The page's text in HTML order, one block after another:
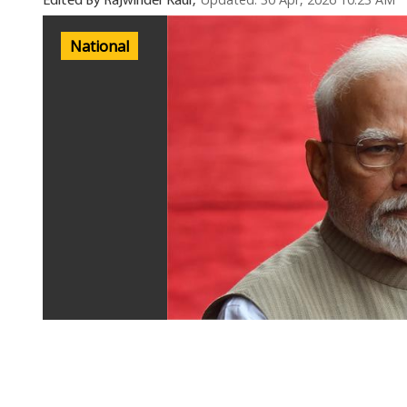
National